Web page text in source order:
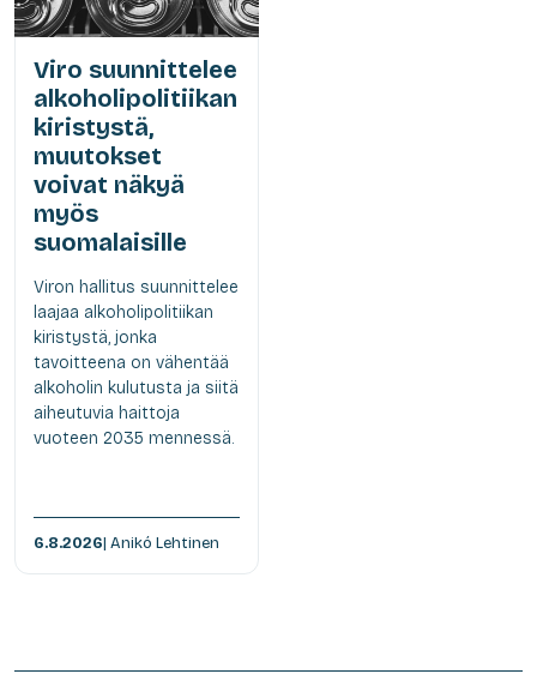
Viro suunnittelee
alkoholipolitiikan
kiristystä,
muutokset
voivat näkyä
myös
suomalaisille
Viron hallitus suunnittelee
laajaa alkoholipolitiikan
kiristystä, jonka
tavoitteena on vähentää
alkoholin kulutusta ja siitä
aiheutuvia haittoja
vuoteen 2035 mennessä.
6.8.2026| Anikó Lehtinen